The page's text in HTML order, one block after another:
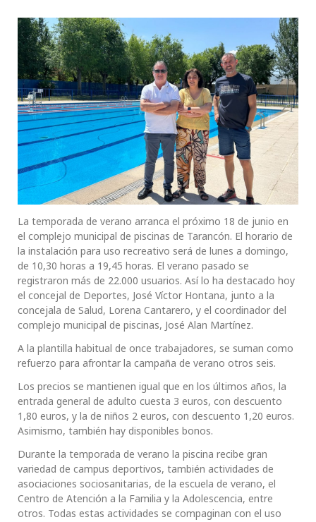
La temporada de verano arranca el próximo 18 de junio en
el complejo municipal de piscinas de Tarancón. El horario de
la instalación para uso recreativo será de lunes a domingo,
de 10,30 horas a 19,45 horas. El verano pasado se
registraron más de 22.000 usuarios. Así lo ha destacado hoy
el concejal de Deportes, José Víctor Hontana, junto a la
concejala de Salud, Lorena Cantarero, y el coordinador del
complejo municipal de piscinas, José Alan Martínez.
A la plantilla habitual de once trabajadores, se suman como
refuerzo para afrontar la campaña de verano otros seis.
Los precios se mantienen igual que en los últimos años, la
entrada general de adulto cuesta 3 euros, con descuento
1,80 euros, y la de niños 2 euros, con descuento 1,20 euros.
Asimismo, también hay disponibles bonos.
Durante la temporada de verano la piscina recibe gran
variedad de campus deportivos, también actividades de
asociaciones sociosanitarias, de la escuela de verano, el
Centro de Atención a la Familia y la Adolescencia, entre
otros. Todas estas actividades se compaginan con el uso